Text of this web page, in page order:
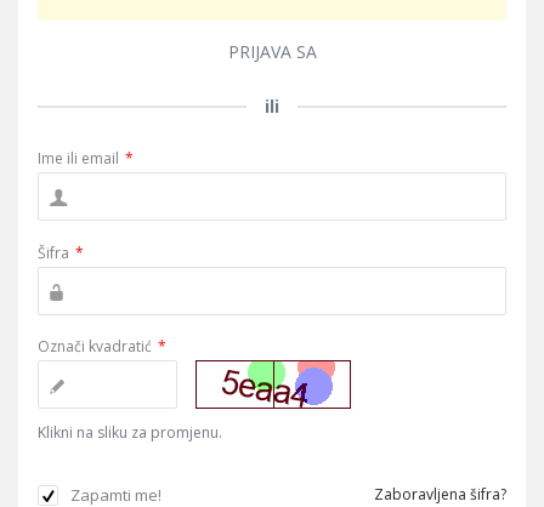
PRIJAVA SA
ili
Ime ili email *
Šifra *
Označi kvadratić *
Klikni na sliku za promjenu.
Zapamti me! Zaboravljena šifra?